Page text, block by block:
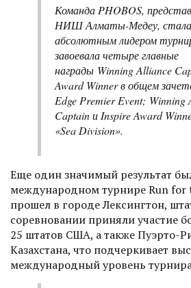
Команда PHOBOS,
НИШ Алматы-Медеу, стала
абсолютным лидером
завоевала четыре главные
награды Winning Alliance
Award Winner в общем
Edge Premier Event; Winning
Captain и Inspire Award
«Sea Division».
Еще один значимый результат
международном турнире Run for
прошел в городе Лексингтон,
соревновании приняли участие
25 штатов США, а также Пуэрто-
Казахстана, что подчеркивает
международный уровень